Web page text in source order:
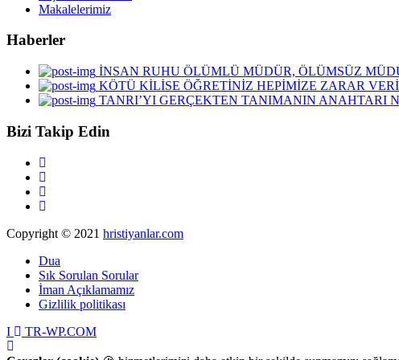
Makalelerimiz
Haberler
İNSAN RUHU ÖLÜMLÜ MÜDÜR, ÖLÜMSÜZ
KÖTÜ KİLİSE ÖĞRETİNİZ HEPİMİZE ZARAR
TANRI’YI GERÇEKTEN TANIMANIN ANAHTARI
Bizi Takip Edin
Copyright © 2021 hristiyanlar.com
Dua
Sık Sorulan Sorular
İman Açıklamamız
Gizlilik politikası
I
TR-WP.COM